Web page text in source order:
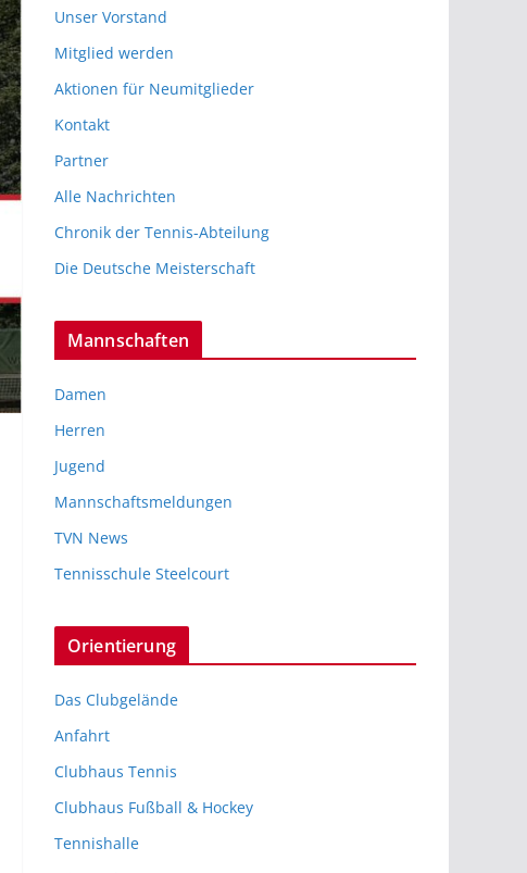
Unser Vorstand
Mitglied werden
Aktionen für Neumitglieder
Kontakt
Partner
Alle Nachrichten
Chronik der Tennis-Abteilung
Die Deutsche Meisterschaft
Mannschaften
Damen
Herren
Jugend
Mannschaftsmeldungen
TVN News
Tennisschule Steelcourt
Orientierung
Das Clubgelände
Anfahrt
Clubhaus Tennis
Clubhaus Fußball & Hockey
Tennishalle